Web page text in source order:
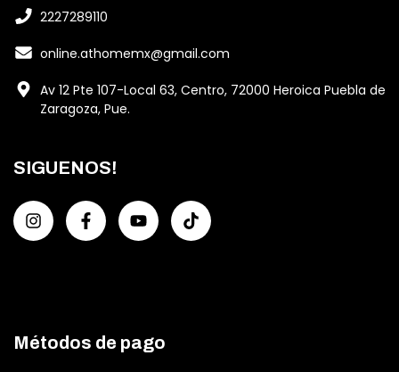
2227289110
online.athomemx@gmail.com
Av 12 Pte 107-Local 63, Centro, 72000 Heroica Puebla de
Zaragoza, Pue.
SIGUENOS!
Métodos de pago